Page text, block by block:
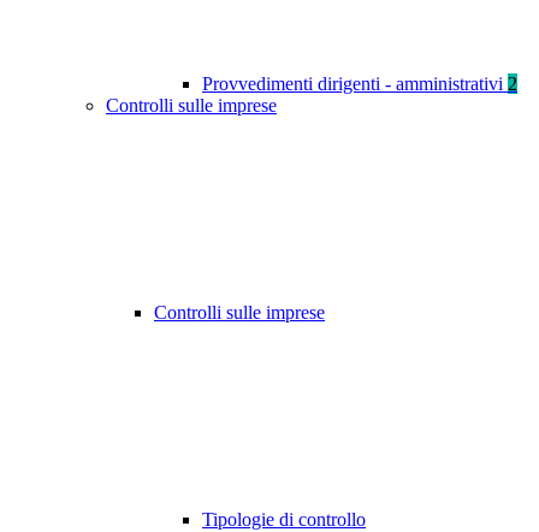
Provvedimenti dirigenti - amministrativi 2
Controlli sulle imprese
Controlli sulle imprese
Tipologie di controllo